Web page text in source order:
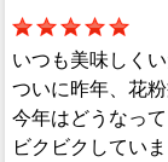
いつも美味しく
ついに昨年、花
今年はどうなっ
ビクビクしてい